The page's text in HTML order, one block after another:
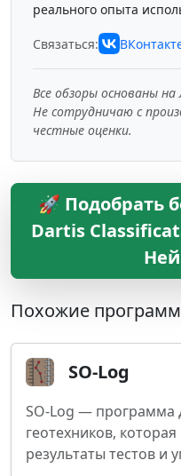
реального опыта
Связаться:
Все обзоры основаны
Не сотрудничаю с
честные оценки.
🚀 Подобрать
Dartis
Похожие
SO-Log
SO-Log — программа
геотехников,
результаты тестов и